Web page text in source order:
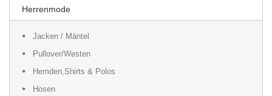
Herrenmode
Jacken / Mäntel
Pullover/Westen
Hemden,Shirts & Polos
Hosen